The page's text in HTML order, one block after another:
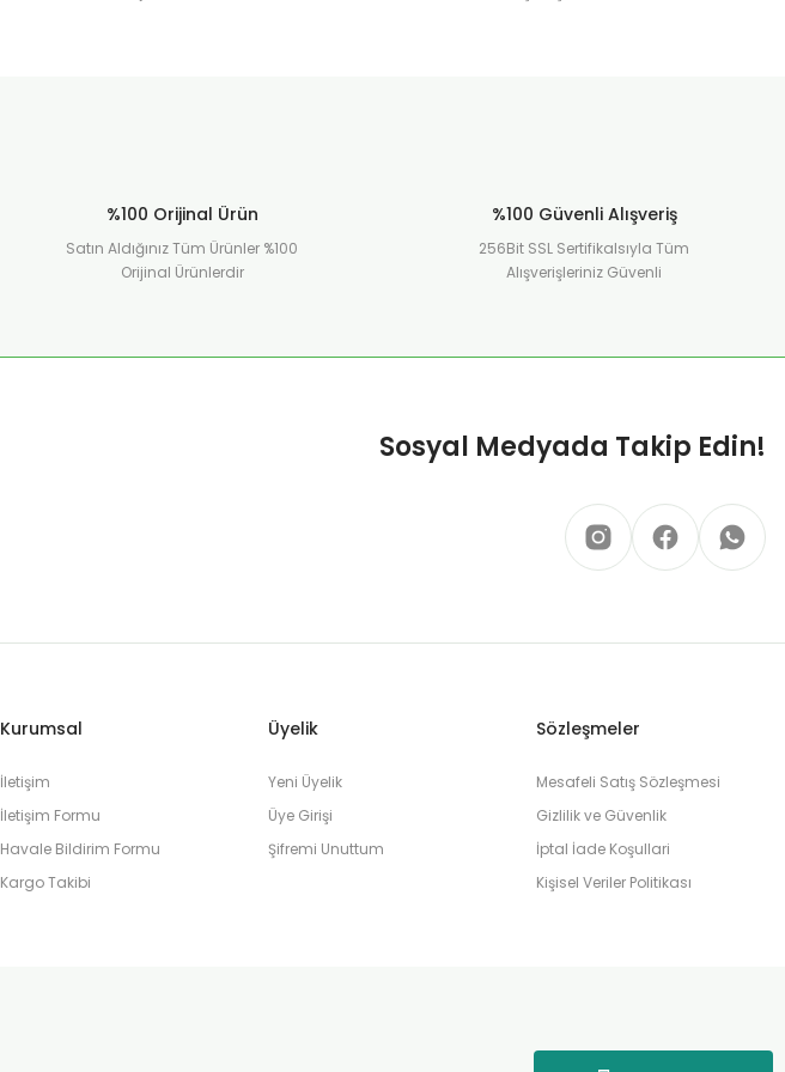
%100 Orijinal Ürün
Satın Aldığınız Tüm Ürünler %100
Orijinal Ürünlerdir
%100 Güvenli Alışveriş
256Bit SSL Sertifikalsıyla Tüm
Alışverişleriniz Güvenli
Sosyal Medyada Takip Edin!
Kurumsal
İletişim
İletişim Formu
Havale Bildirim Formu
Kargo Takibi
Üyelik
Yeni Üyelik
Üye Girişi
Şifremi Unuttum
Sözleşmeler
Mesafeli Satış Sözleşmesi
Gizlilik ve Güvenlik
İptal İade Koşullari
Kişisel Veriler Politikası